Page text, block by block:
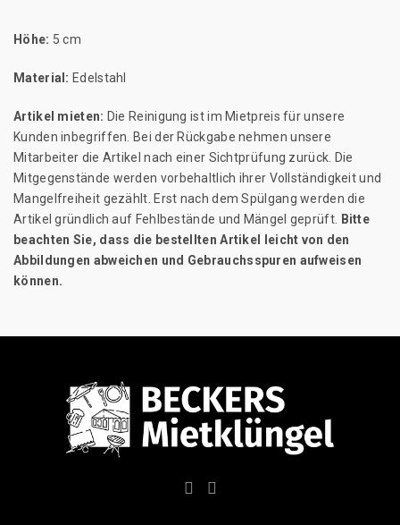
Höhe: 5 cm
Material: Edelstahl
Artikel mieten: Die Reinigung ist im Mietpreis für unsere
Kunden inbegriffen. Bei der Rückgabe nehmen unsere
Mitarbeiter die Artikel nach einer Sichtprüfung zurück. Die
Mitgegenstände werden vorbehaltlich ihrer Vollständigkeit und
Mangelfreiheit gezählt. Erst nach dem Spülgang werden die
Artikel gründlich auf Fehlbestände und Mängel geprüft.
Bitte
beachten Sie, dass die bestellten Artikel leicht von den
Abbildungen abweichen und Gebrauchsspuren aufweisen
können.